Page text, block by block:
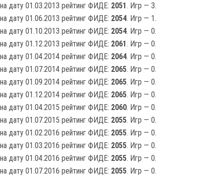
на дату 01.03.2013 рейтинг ФИДЕ: 2051. Игр — 3.
на дату 01.06.2013 рейтинг ФИДЕ: 2054. Игр — 1.
на дату 01.10.2013 рейтинг ФИДЕ: 2054. Игр — 0.
на дату 01.12.2013 рейтинг ФИДЕ: 2061. Игр — 0.
на дату 01.04.2014 рейтинг ФИДЕ: 2064. Игр — 0.
на дату 01.07.2014 рейтинг ФИДЕ: 2065. Игр — 0.
на дату 01.09.2014 рейтинг ФИДЕ: 2065. Игр — 0.
на дату 01.12.2014 рейтинг ФИДЕ: 2065. Игр — 0.
на дату 01.04.2015 рейтинг ФИДЕ: 2060. Игр — 0.
на дату 01.07.2015 рейтинг ФИДЕ: 2055. Игр — 0.
на дату 01.02.2016 рейтинг ФИДЕ: 2055. Игр — 0.
на дату 01.03.2016 рейтинг ФИДЕ: 2055. Игр — 0.
на дату 01.04.2016 рейтинг ФИДЕ: 2055. Игр — 0.
на дату 01.07.2016 рейтинг ФИДЕ: 2055. Игр — 0.